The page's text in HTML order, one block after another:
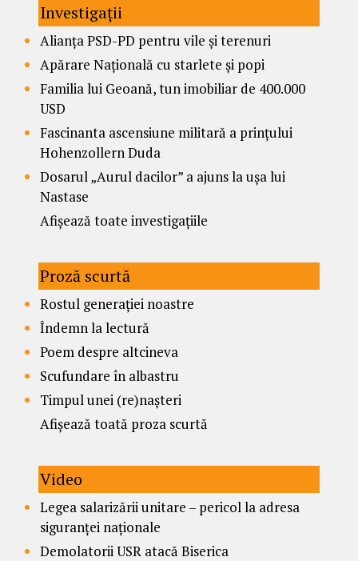
Investigații
Alianța PSD-PD pentru vile și terenuri
Apărare Națională cu starlete și popi
Familia lui Geoană, tun imobiliar de 400.000
USD
Fascinanta ascensiune militară a prințului
Hohenzollern Duda
Dosarul „Aurul dacilor” a ajuns la ușa lui
Nastase
Afișează toate investigațiile
Proză scurtă
Rostul generației noastre
Îndemn la lectură
Poem despre altcineva
Scufundare în albastru
Timpul unei (re)nașteri
Afișează toată proza scurtă
Video
Legea salarizării unitare – pericol la adresa
siguranței naționale
Demolatorii USR atacă Biserica